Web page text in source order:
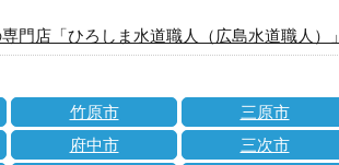
門店「ひろしま水道職人（広島水道職人）」
竹原市
三原市
府中市
三次市